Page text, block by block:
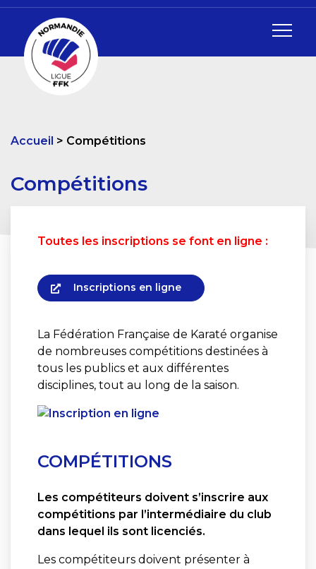
Accueil Compétitions
Compétitions
Toutes les inscriptions se font en ligne :
Inscriptions en ligne
La Fédération Française de Karaté organise
de nombreuses compétitions destinées à
tous les publics et aux différentes
disciplines, tout au long de la saison.
COMPÉTITIONS
Les compétiteurs doivent s’inscrire aux
compétitions par l’intermédiaire du club
dans lequel ils sont licenciés.
Les compétiteurs doivent présenter à